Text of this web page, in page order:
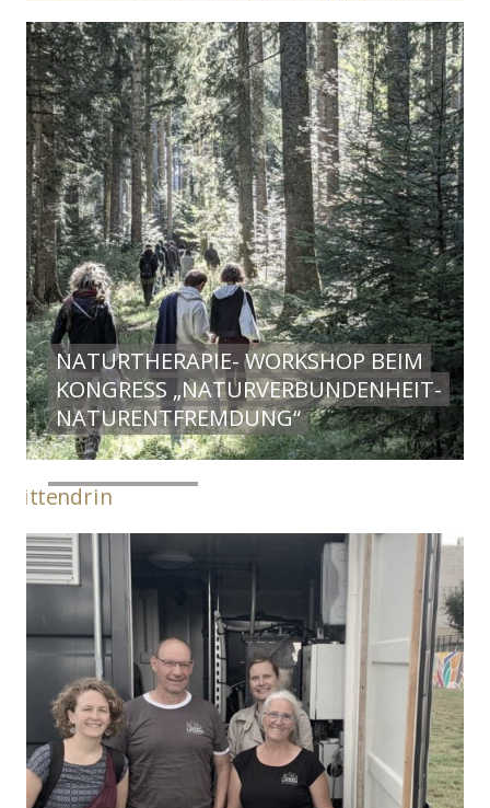
NATURTHERAPIE- WORKSHOP BEIM
KONGRESS „NATURVERBUNDENHEIT-
NATURENTFREMDUNG“
MITTENDRIN